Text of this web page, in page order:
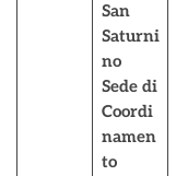
San
Saturni
no
Sede di
Coordi
namen
to